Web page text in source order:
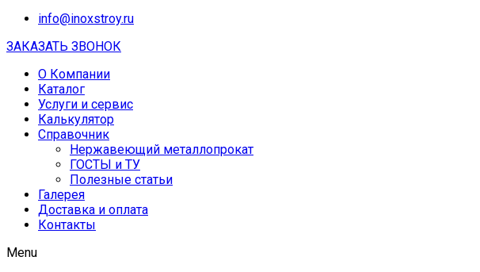
info@inoxstroy.ru
ЗАКАЗАТЬ ЗВОНОК
О Компании
Каталог
Услуги и сервис
Калькулятор
Справочник
Нержавеющий металлопрокат
ГОСТЫ и ТУ
Полезные статьи
Галерея
Доставка и оплата
Контакты
Menu